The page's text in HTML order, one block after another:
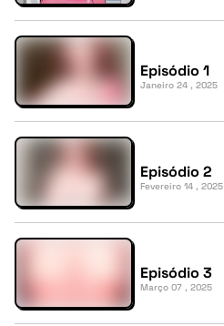
Episódio 1
Janeiro 24 , 2025
Episódio 2
Fevereiro 14 , 2025
Episódio 3
Março 07 , 2025